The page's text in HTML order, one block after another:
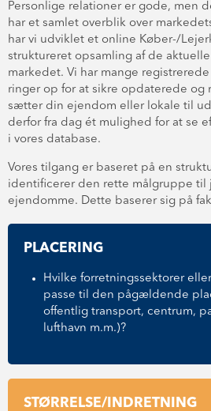
Personlige relationer er gode, men
har et samlet overblik over
har vi udviklet et online Køber-/
struktureret opsamling af de
markedet. Vi har mange
ringer op for at sikre opdaterede og
sætter din ejendom eller lokale til
derfor fra dag ét mulighed for at se
i vores database.
Vores tilgang er baseret på en
identificerer den rette målgruppe til
ejendomme. Dette baserer sig på
PLACERING
Hvilke forretningssektorer
passe til den pågældende
offentlig transport, centrum,
lufthavn m.m.)?
STØRRELSE/INDRETNING